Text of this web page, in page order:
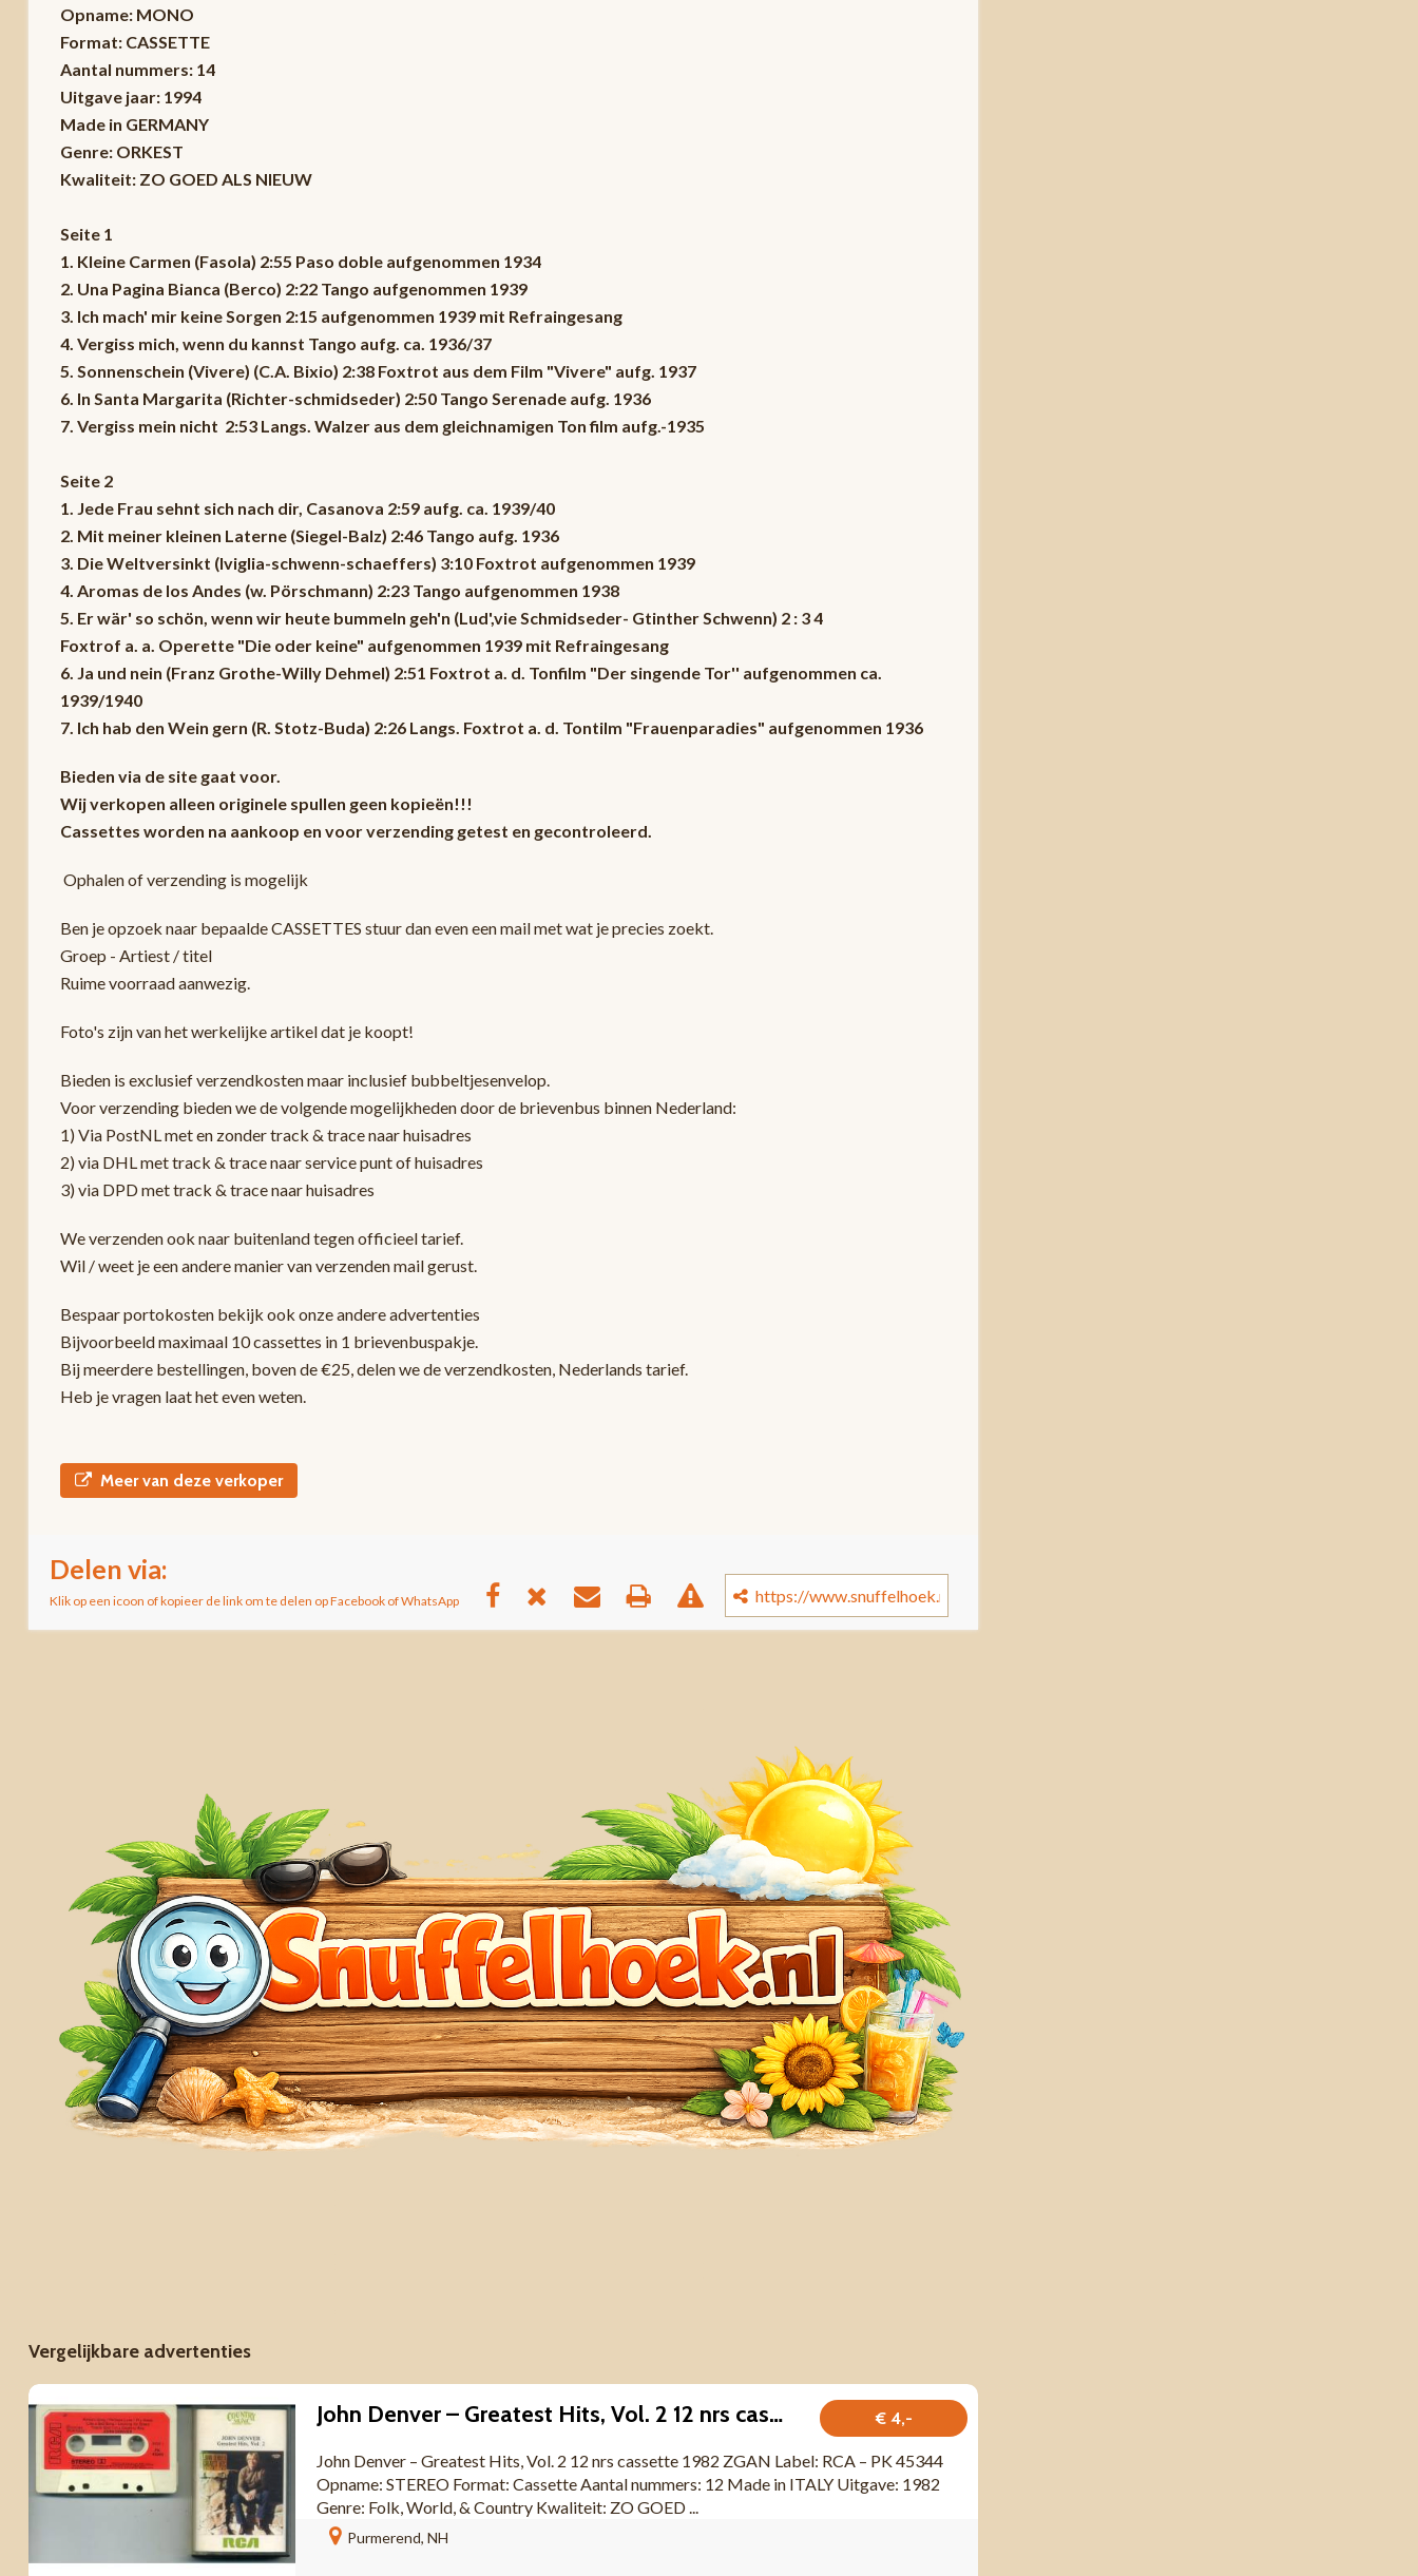
Opname: MONO
Format: CASSETTE
Aantal nummers: 14
Uitgave jaar: 1994
Made in GERMANY
Genre: ORKEST
Kwaliteit: ZO GOED ALS NIEUW
Seite 1
1. Kleine Carmen (Fasola) 2:55 Paso doble aufgenommen 1934
2. Una Pagina Bianca (Berco) 2:22 Tango aufgenommen 1939
3. Ich mach' mir keine Sorgen 2:15 aufgenommen 1939 mit Refraingesang
4. Vergiss mich, wenn du kannst Tango aufg. ca. 1936/37
5. Sonnenschein (Vivere) (C.A. Bixio) 2:38 Foxtrot aus dem Film "Vivere" aufg. 1937
6. In Santa Margarita (Richter-schmidseder) 2:50 Tango Serenade aufg. 1936
7. Vergiss mein nicht 2:53 Langs. Walzer aus dem gleichnamigen Ton film aufg.-1935
Seite 2
1. Jede Frau sehnt sich nach dir, Casanova 2:59 aufg. ca. 1939/40
2. Mit meiner kleinen Laterne (Siegel-Balz) 2:46 Tango aufg. 1936
3. Die Weltversinkt (Iviglia-schwenn-schaeffers) 3:10 Foxtrot aufgenommen 1939
4. Aromas de los Andes (w. Pörschmann) 2:23 Tango aufgenommen 1938
5. Er wär' so schön, wenn wir heute bummeln geh'n (Lud',vie Schmidseder- Gtinther Schwenn) 2 : 3 4
Foxtrof a. a. Operette "Die oder keine" aufgenommen 1939 mit Refraingesang
6. Ja und nein (Franz Grothe-Willy Dehmel) 2:51 Foxtrot a. d. Tonfilm "Der singende Tor'' aufgenommen ca.
1939/1940
7. Ich hab den Wein gern (R. Stotz-Buda) 2:26 Langs. Foxtrot a. d. Tontilm "Frauenparadies" aufgenommen 1936
Bieden via de site gaat voor.
Wij verkopen alleen originele spullen geen kopieën!!!
Cassettes worden na aankoop en voor verzending getest en gecontroleerd.
Ophalen of verzending is mogelijk
Ben je opzoek naar bepaalde CASSETTES stuur dan even een mail met wat je precies zoekt.
Groep - Artiest / titel
Ruime voorraad aanwezig.
Foto's zijn van het werkelijke artikel dat je koopt!
Bieden is exclusief verzendkosten maar inclusief bubbeltjesenvelop.
Voor verzending bieden we de volgende mogelijkheden door de brievenbus binnen Nederland:
1) Via PostNL met en zonder track & trace naar huisadres
2) via DHL met track & trace naar service punt of huisadres
3) via DPD met track & trace naar huisadres
We verzenden ook naar buitenland tegen officieel tarief.
Wil / weet je een andere manier van verzenden mail gerust.
Bespaar portokosten bekijk ook onze andere advertenties
Bijvoorbeeld maximaal 10 cassettes in 1 brievenbuspakje.
Bij meerdere bestellingen, boven de €25, delen we de verzendkosten, Nederlands tarief.
Heb je vragen laat het even weten.
Meer van deze verkoper
Delen via:
Klik op een icoon of kopieer de link om te delen op Facebook of WhatsApp
Vergelijkbare advertenties
€ 4,-
John Denver – Greatest Hits, Vol. 2 12 nrs cassette 1982 ZGAN
John Denver – Greatest Hits, Vol. 2 12 nrs cassette 1982 ZGAN Label: RCA – PK 45344
Opname: STEREO Format: Cassette Aantal nummers: 12 Made in ITALY Uitgave: 1982
Genre: Folk, World, & Country Kwaliteit: ZO GOED ...
Purmerend, NH